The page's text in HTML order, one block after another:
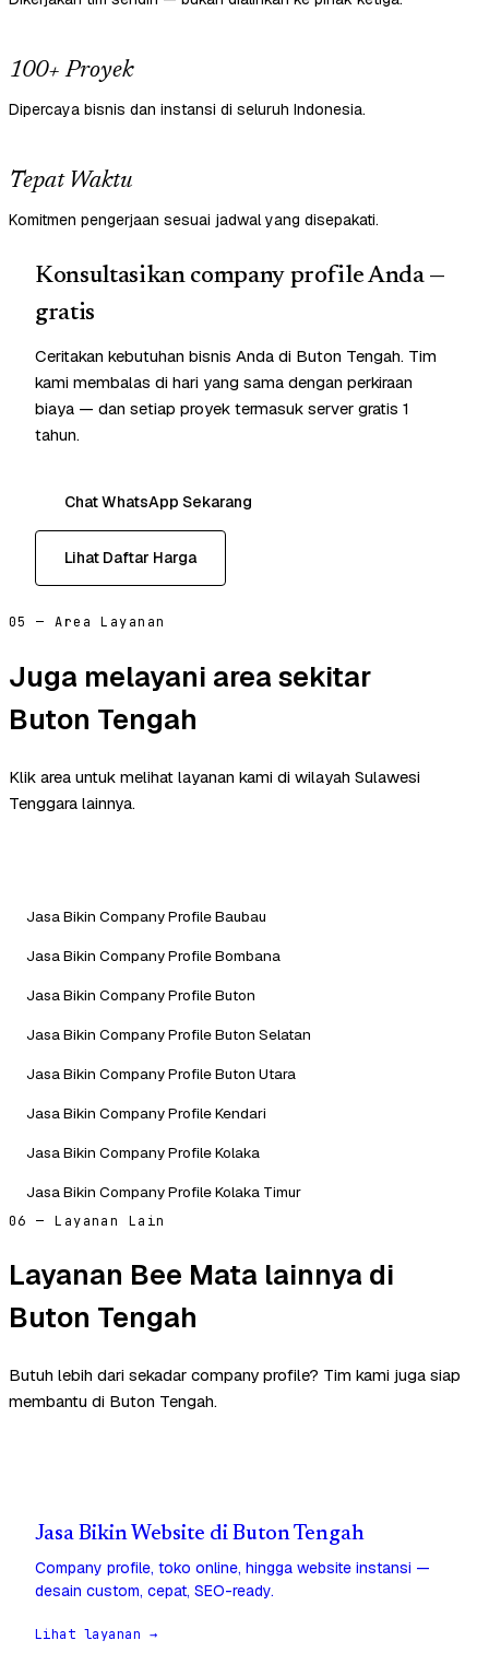
100+ Proyek
Dipercaya bisnis dan instansi di seluruh Indonesia.
Tepat Waktu
Komitmen pengerjaan sesuai jadwal yang disepakati.
Konsultasikan company profile Anda —
gratis
Ceritakan kebutuhan bisnis Anda di Buton Tengah. Tim
kami membalas di hari yang sama dengan perkiraan
biaya — dan setiap proyek termasuk server gratis 1
tahun.
Chat WhatsApp Sekarang
Lihat Daftar Harga
05 — Area Layanan
Juga melayani area sekitar
Buton Tengah
Klik area untuk melihat layanan kami di wilayah Sulawesi
Tenggara lainnya.
Jasa Bikin Company Profile Baubau
Jasa Bikin Company Profile Bombana
Jasa Bikin Company Profile Buton
Jasa Bikin Company Profile Buton Selatan
Jasa Bikin Company Profile Buton Utara
Jasa Bikin Company Profile Kendari
Jasa Bikin Company Profile Kolaka
Jasa Bikin Company Profile Kolaka Timur
06 — Layanan Lain
Layanan Bee Mata lainnya di
Buton Tengah
Butuh lebih dari sekadar company profile? Tim kami juga siap
membantu di Buton Tengah.
Jasa Bikin Website di Buton Tengah
Company profile, toko online, hingga website instansi —
desain custom, cepat, SEO-ready.
Lihat layanan →